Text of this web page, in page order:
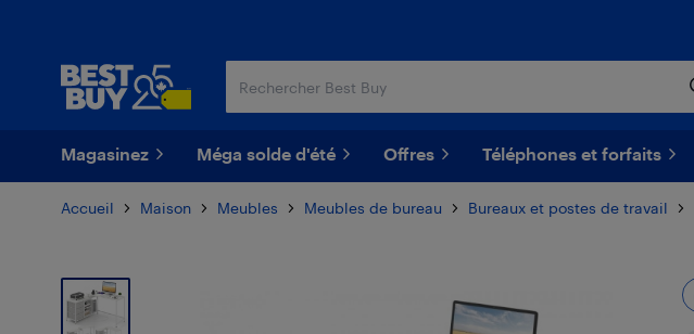
Magasinez Méga solde d'été Offres Téléphones et forfaits
Accueil Maison Meubles Meubles de bureau Bureaux et postes de travail